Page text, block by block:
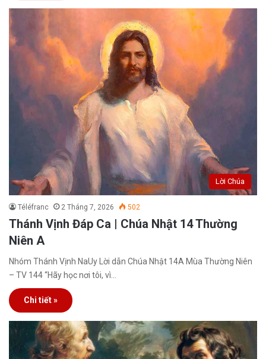
Lời Chúa
Téléfranc 2 Tháng 7, 2026 502
Thánh Vịnh Đáp Ca | Chúa Nhật 14 Thường
Niên A
Nhóm Thánh Vịnh NaUy Lời dẫn Chúa Nhật 14A Mùa Thường Niên
– TV 144 “Hãy học nơi tôi, vì…
Chi tiết »